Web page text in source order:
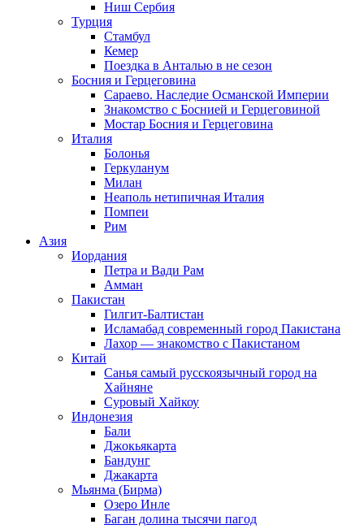
Ниш Сербия
Турция
Стамбул
Кемер
Поездка в Анталью в не сезон
Босния и Герцеговина
Сараево. Наследие Османской Империи
Знакомство с Боснией и Герцеговиной
Мостар Босния и Герцеговина
Италия
Болонья
Геркуланум
Милан
Неаполь нетипичная Италия
Помпеи
Рим
Азия
Иордания
Петра и Вади Рам
Амман
Пакистан
Гилгит-Балтистан
Исламабад современный город Пакистана
Лахор — знакомство с Пакистаном
Китай
Санья самый русскоязычный город на
Хайняне
Суровый Хайкоу
Индонезия
Бали
Джокьякарта
Бандунг
Джакарта
Мьянма (Бирма)
Озеро Инле
Баган долина тысячи пагод